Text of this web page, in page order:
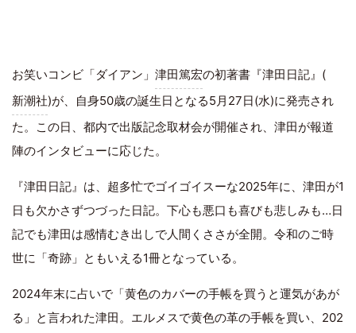
お笑いコンビ「ダイアン」 津田篤宏の初著書『津田日記』(
新潮社)が、自身50歳の誕生日となる5月27日(水)に発売され
た。この日、都内で出版記念取材会が開催され、津田が報道
陣のインタビューに応じた。
『津田日記』は、超多忙でゴイゴイスーな2025年に、津田が1
日も欠かさずつづった日記。下心も悪口も喜びも悲しみも…日
記でも津田は感情むき出しで人間くささが全開。令和のご時
世に「奇跡」ともいえる1冊となっている。
2024年末に占いで「黄色のカバーの手帳を買うと運気があが
る」と言われた津田。エルメスで黄色の革の手帳を買い、202